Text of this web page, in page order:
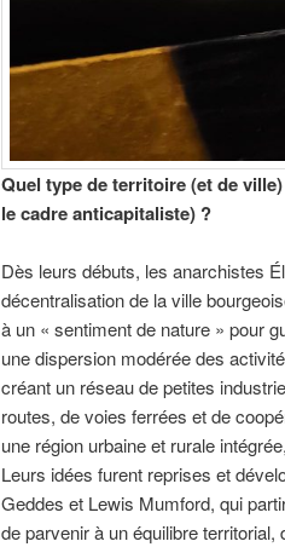
Quel type de territoire (et de
le cadre anticapitaliste) ?
Dès leurs débuts, les anarchistes
décentralisation de la ville
à un « sentiment de nature » ​​pour
une dispersion modérée des
créant un réseau de petites
routes, de voies ferrées et de
une région urbaine et rurale
Leurs idées furent reprises et
Geddes et Lewis Mumford, qui
de parvenir à un équilibre